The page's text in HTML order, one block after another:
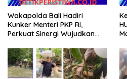
Wakapolda Bali Hadiri
Kunker Menteri PKP RI,
Perkuat Sinergi Wujudkan
Masyarakat